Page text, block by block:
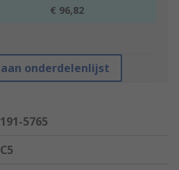
€ 96,82
onderdelenlijst
191-5765
C5